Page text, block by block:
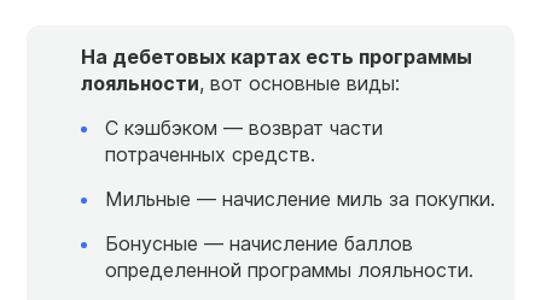
На дебетовых картах есть программы
лояльности, вот основные виды:
С кэшбэком — возврат части
потраченных средств.
Мильные — начисление миль за покупки.
Бонусные — начисление баллов
определенной программы лояльности.